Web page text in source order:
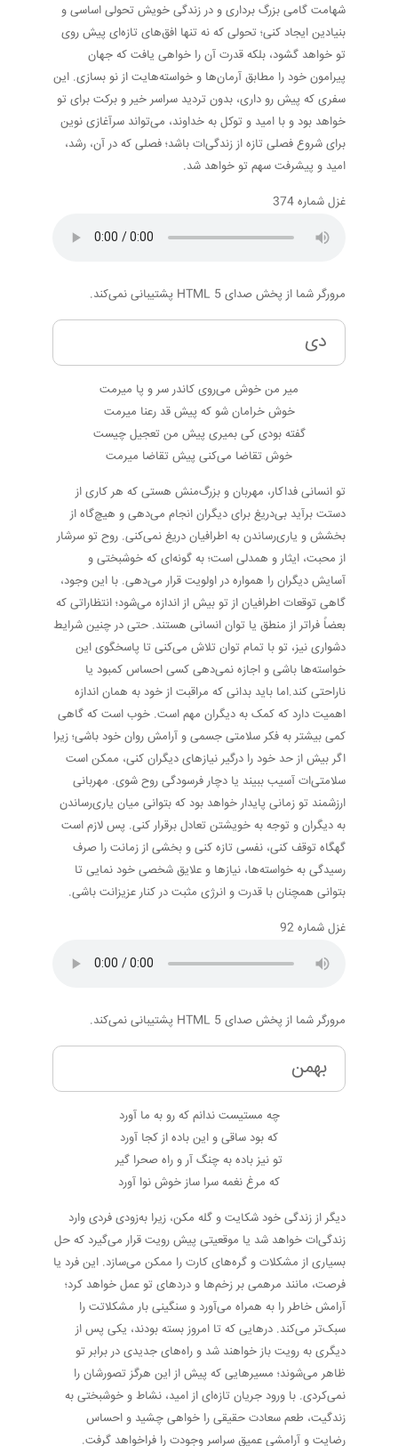
شهامت گامی بزرگ برداری و در زندگی خویش تحولی اساسی و
بنیادین ایجاد کنی؛ تحولی که نه تنها افق‌های تازه‌ای پیش روی
تو خواهد گشود، بلکه قدرت آن را خواهی یافت که جهان
پیرامون خود را مطابق آرمان‌ها و خواسته‌هایت از نو بسازی. این
سفری که پیش رو داری، بدون تردید سراسر خیر و برکت برای تو
خواهد بود و با امید و توکل به خداوند، می‌تواند سرآغازی نوین
برای شروع فصلی تازه از زندگی‌ات باشد؛ فصلی که در آن، رشد،
امید و پیشرفت سهم تو خواهد شد.
غزل شماره 374
مرورگر شما از پخش صدای HTML 5 پشتیبانی نمی‌کند.
دی
میر من خوش می‌روی کاندر سر و پا میرمت
خوش خرامان شو که پیش قد رعنا میرمت
گفته بودی کی بمیری پیش من تعجیل چیست
خوش تقاضا می‌کنی پیش تقاضا میرمت
تو انسانی فداکار، مهربان و بزرگ‌منش هستی که هر کاری از
دستت برآید بی‌دریغ برای دیگران انجام می‌دهی و هیچ‌گاه از
بخشش و یاری‌رساندن به اطرافیان دریغ نمی‌کنی. روح تو سرشار
از محبت، ایثار و همدلی است؛ به گونه‌ای که خوشبختی و
آسایش دیگران را همواره در اولویت قرار می‌دهی. با این وجود،
گاهی توقعات اطرافیان از تو بیش از اندازه می‌شود؛ انتظاراتی که
بعضاً فراتر از منطق یا توان انسانی هستند. حتی در چنین شرایط
دشواری نیز، تو با تمام توان تلاش می‌کنی تا پاسخگوی این
خواسته‌ها باشی و اجازه نمی‌دهی کسی احساس کمبود یا
ناراحتی کند.اما باید بدانی که مراقبت از خود به همان اندازه
اهمیت دارد که کمک به دیگران مهم است. خوب است که گاهی
کمی بیشتر به فکر سلامتی جسمی و آرامش روان خود باشی؛ زیرا
اگر بیش از حد خود را درگیر نیازهای دیگران کنی، ممکن است
سلامتی‌ات آسیب ببیند یا دچار فرسودگی روح شوی. مهربانی
ارزشمند تو زمانی پایدار خواهد بود که بتوانی میان یاری‌رساندن
به دیگران و توجه به خویشتن تعادل برقرار کنی. پس لازم است
گهگاه توقف کنی، نفسی تازه کنی و بخشی از زمانت را صرف
رسیدگی به خواسته‌ها، نیازها و علایق شخصی خود نمایی تا
بتوانی همچنان با قدرت و انرژی مثبت در کنار عزیزانت باشی.
غزل شماره 92
مرورگر شما از پخش صدای HTML 5 پشتیبانی نمی‌کند.
بهمن
چه مستیست ندانم که رو به ما آورد
که بود ساقی و این باده از کجا آورد
تو نیز باده به چنگ آر و راه صحرا گیر
که مرغ نغمه سرا ساز خوش نوا آورد
دیگر از زندگی خود شکایت و گله مکن، زیرا به‌زودی فردی وارد
زندگی‌ات خواهد شد یا موقعیتی پیش رویت قرار می‌گیرد که حل
بسیاری از مشکلات و گره‌های کارت را ممکن می‌سازد. این فرد یا
فرصت، مانند مرهمی بر زخم‌ها و دردهای تو عمل خواهد کرد؛
آرامش خاطر را به همراه می‌آورد و سنگینی بار مشکلاتت را
سبک‌تر می‌کند. درهایی که تا امروز بسته بودند، یکی پس از
دیگری به رویت باز خواهند شد و راه‌های جدیدی در برابر تو
ظاهر می‌شوند؛ مسیرهایی که پیش از این هرگز تصورشان را
نمی‌کردی. با ورود جریان تازه‌ای از امید، نشاط و خوشبختی به
زندگیت، طعم سعادت حقیقی را خواهی چشید و احساس
رضایت و آرامشی عمیق سراسر وجودت را فراخواهد گرفت.